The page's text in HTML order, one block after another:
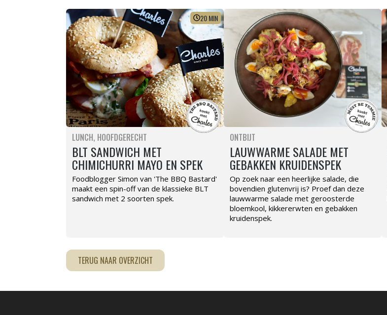
20MIN
LUNCH HOOFDGERECHT
BLT SANDWICH MET
CHIMICHURRI MAYO EN SPEK
Foodblogger Simon van 'The BBQ Bastard'
maakt een spin-off van de klassieke BLT
sandwich met 2 soorten spek.
ONTBIJT
LAUWWARME SALADE MET
GEBAKKEN KRUIDENSPEK
Op zoek naar een heerlijke salade, die
bovendien glutenvrij is? Proef dan deze
lauwwarme salade met geroosterde
bloemkool, kikkererwten en gebakken
kruidenspek.
TERUG NAAR OVERZICHT